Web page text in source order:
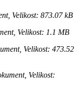
Velikost: 873.07 kB
Velikost: 1.1 MB
Velikost: 473.52
Velikost: